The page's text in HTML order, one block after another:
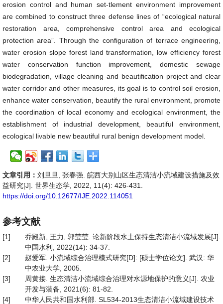
erosion control and human set-tlement environment improvement
are combined to construct three defense lines of “ecological natural
restoration area, comprehensive control area and ecological
protection area”. Through the configuration of terrace engineering,
water erosion slope forest land transformation, low efficiency forest
water conservation function improvement, domestic sewage
biodegradation, village cleaning and beautification project and clear
water corridor and other measures, its goal is to control soil erosion,
enhance water conservation, beautify the rural environment, promote
the coordination of local economy and ecological environment, the
establishment of industrial development, beautiful environment,
ecological livable new beautiful rural benign development model.
文章引用： 刘旦旦, 张春强. 皖西大别山区生态清洁小流域建设措施及效
益研究[J]. 世界生态学, 2022, 11(4): 426-431.
https://doi.org/10.12677/IJE.2022.114051
参考文献
[1]
乔殿新, 王力, 郭莹莹. 论新阶段水土保持生态清洁小流域发展[J].
中国水利, 2022(14): 34-37.
[2]
赵爱军. 小流域综合治理模式研究[D]: [硕士学位论文]. 武汉: 华
中农业大学, 2005.
[3]
周黄接. 生态清洁小流域综合治理对水源地保护的意义[J]. 农业
开发与装备, 2021(6): 81-82.
[4]
中华人民共和国水利部. SL534-2013生态清洁小流域建设技术